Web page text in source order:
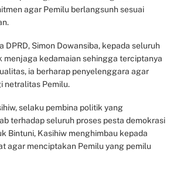
agar Pemilu berlangsunh sesuai
DPRD, Simon Dowansiba, kepada seluruh
menjaga kedamaian sehingga terciptanya
ia berharap penyelenggara agar
netralitas Pemilu.
selaku pembina politik yang
terhadap seluruh proses pesta demokrasi
Bintuni, Kasihiw menghimbau kepada
agar menciptakan Pemilu yang pemilu